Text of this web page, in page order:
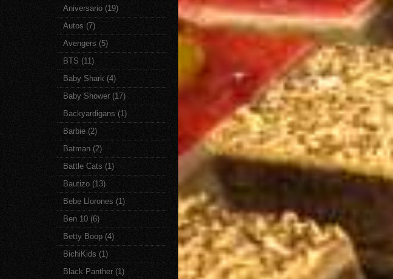
Aniversario (19)
Autos (7)
Avengers (5)
BTS (11)
Baby Shark (4)
Baby Shower (17)
Backyardigans (1)
Barbie (2)
Batman (2)
Battle Cats (1)
Bautizo (13)
Bebe Llorones (1)
Ben 10 (6)
Betty Boop (4)
BichiKids (1)
Black Panther (1)